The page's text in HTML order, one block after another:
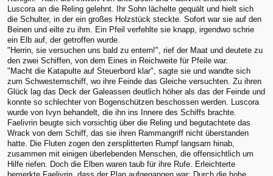
Luscora an die Reling gelehnt. Ihr Sohn lächelte gequält und hielt sich
die Schulter, in der ein großes Holzstück steckte. Sofort war sie auf den
Beinen und eilte zu ihm. Ein Pfeil verfehlte sie knapp, irgendwo schrie
ein Elb auf, der getroffen wurde.
"Herrin, sie versuchen uns bald zu entern!", rief der Maat und deutete zu
den zwei Schiffen, von dem Eines in Reichweite für Pfeile war.
"Macht die Katapulte auf Steuerbord klar", sagte sie und wandte sich
zum Schwesternschiff, wo ihre Feinde das Gleiche versuchten. Zu ihren
Glück lag das Deck der Galeassen deutlich höher als das der Feinde und
konnte so schlechter von Bogenschützen beschossen werden. Luscora
wurde von Ivyn behandelt, die ihn ins Innere des Schiffs brachte.
Faelivrin beugte sich vorsichtig über die Reling und begutachtete das
Wrack von dem Schiff, das sie ihren Rammangriff nicht überstanden
hatte. Die Fluten zogen den zersplitterten Rumpf langsam hinab,
zusammen mit einigen überlebenden Menschen, die offensichtlich um
Hilfe riefen. Doch die Elben waren taub für ihre Rufe. Erleichterte